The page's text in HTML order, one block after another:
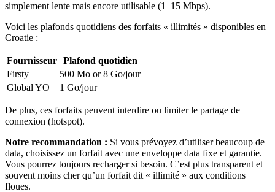
simplement lente mais encore utilisable (1–15 Mbps).
Voici les plafonds quotidiens des forfaits « illimités » disponibles en
Croatie :
Fournisseur Plafond quotidien
Firsty
500 Mo or 8 Go/jour
Global YO
1 Go/jour
De plus, ces forfaits peuvent interdire ou limiter le partage de
connexion (hotspot).
Notre recommandation : Si vous prévoyez d’utiliser beaucoup de
data, choisissez un forfait avec une enveloppe data fixe et garantie.
Vous pourrez toujours recharger si besoin. C’est plus transparent et
souvent moins cher qu’un forfait dit « illimité » aux conditions
floues.